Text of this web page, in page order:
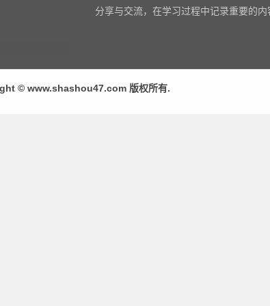
分享与交流，在学习过程中记录重要的内
© www.shashou47.com 版权所有.